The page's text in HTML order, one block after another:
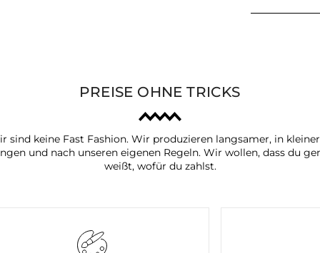
PREISE OHNE TRICKS
sind keine Fast Fashion. Wir produzieren langsamer, in
und nach unseren eigenen Regeln. Wir wollen, dass du
weißt, wofür du zahlst.